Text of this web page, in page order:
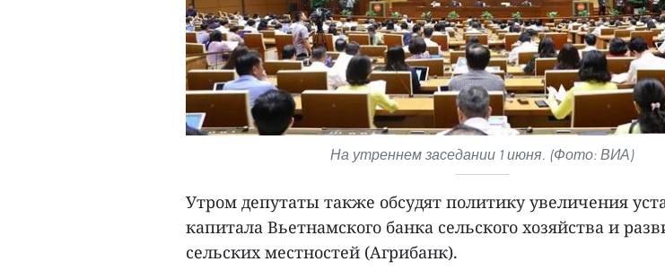
На утреннем заседании 1 июня. (Фото: ВИА)
Утром депутаты также обсудят политику увеличения
капитала Вьетнамского банка сельского хозяйства и
сельских местностей (Агрибанк).